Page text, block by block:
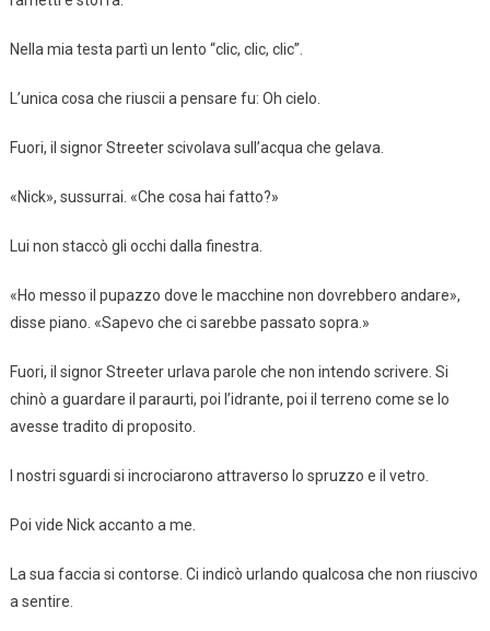
Nella mia testa partì un lento “clic, clic, clic”.
L’unica cosa che riuscii a pensare fu: Oh cielo.
Fuori, il signor Streeter scivolava sull’acqua che gelava.
«Nick», sussurrai. «Che cosa hai fatto?»
Lui non staccò gli occhi dalla finestra.
«Ho messo il pupazzo dove le macchine non dovrebbero andare»,
disse piano. «Sapevo che ci sarebbe passato sopra.»
Fuori, il signor Streeter urlava parole che non intendo scrivere. Si
chinò a guardare il paraurti, poi l’idrante, poi il terreno come se lo
avesse tradito di proposito.
I nostri sguardi si incrociarono attraverso lo spruzzo e il vetro.
Poi vide Nick accanto a me.
La sua faccia si contorse. Ci indicò urlando qualcosa che non riuscivo
a sentire.